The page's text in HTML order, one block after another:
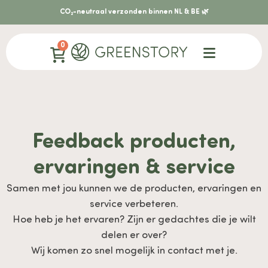
CO₂-neutraal verzonden binnen NL & BE 🌿
0
Feedback producten,
ervaringen & service
Samen met jou kunnen we de producten, ervaringen en
service verbeteren.
Hoe heb je het ervaren? Zijn er gedachtes die je wilt
delen er over?
Wij komen zo snel mogelijk in contact met je.